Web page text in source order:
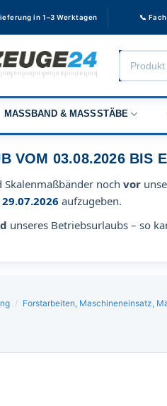
in 1–3 Werktagen 📞
Products
search
MASSBAND & MASSSTÄBE
VOM 03.08.2026 BIS
noch vor
aufzugeben.
unseres Betriebsurlaubs – so
/ Forstarbeiten, Maschineneinsatz,